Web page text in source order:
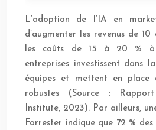
L’adoption de l’IA en
d’augmenter les revenus de
les coûts de 15 à 20 % à
entreprises investissent dans
équipes et mettent en place
robustes (Source :
Institute, 2023). Par ailleurs,
Forrester indique que 72 %